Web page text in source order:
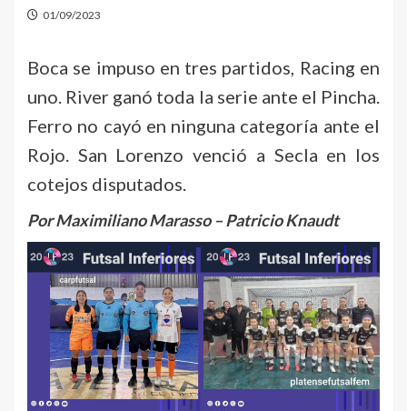
01/09/2023
Boca se impuso en tres partidos, Racing en
uno. River ganó toda la serie ante el Pincha.
Ferro no cayó en ninguna categoría ante el
Rojo. San Lorenzo venció a Secla en los
cotejos disputados.
Por Maximiliano Marasso – Patricio Knaudt